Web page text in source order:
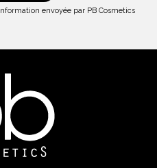
envoyée par PB Cosmetics